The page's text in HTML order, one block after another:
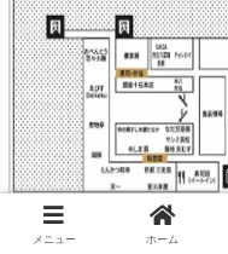
メニュー ホーム